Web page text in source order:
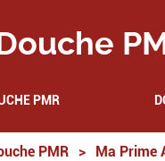
PMR
PMR > Ma Prime